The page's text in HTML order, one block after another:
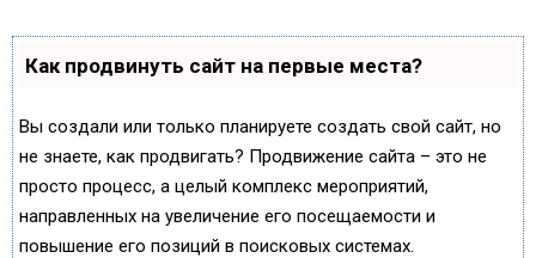
Как продвинуть сайт на первые места?
Вы создали или только планируете создать свой сайт, но
не знаете, как продвигать? Продвижение сайта – это не
просто процесс, а целый комплекс мероприятий,
направленных на увеличение его посещаемости и
повышение его позиций в поисковых системах.